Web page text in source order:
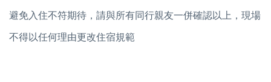
避免入住不符期待，請與所有同行親友一併確認以上，現場
不得以任何理由更改住宿規範